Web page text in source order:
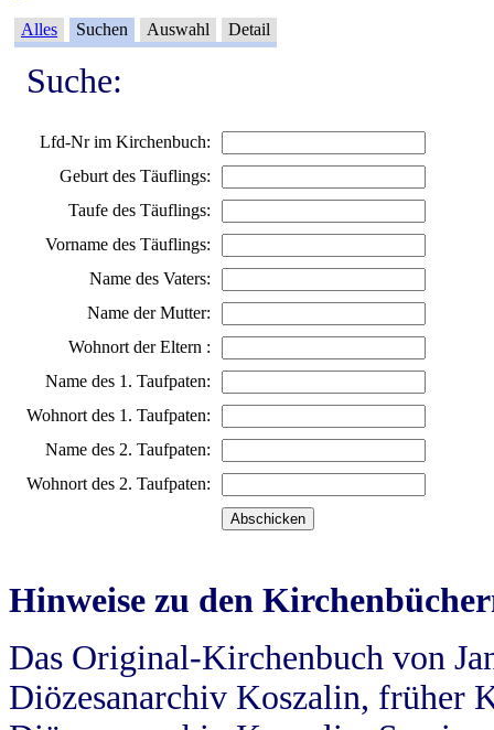
Alles Suchen Auswahl Detail
Suche:
Lfd-Nr im Kirchenbuch:
Geburt des Täuflings:
Taufe des Täuflings:
Vorname des Täuflings:
Name des Vaters:
Name der Mutter:
Wohnort der Eltern :
Name des 1. Taufpaten:
Wohnort des 1. Taufpaten:
Name des 2. Taufpaten:
Wohnort des 2. Taufpaten:
Hinweise zu den
Das Original-Kirchenbuch von
Diözesanarchiv Koszalin, früher